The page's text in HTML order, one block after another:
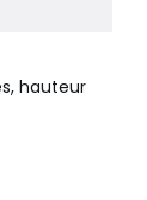
hauteur